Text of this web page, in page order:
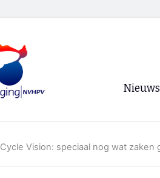
Nieuws
Cycle Vision: speciaal nog wat zaken